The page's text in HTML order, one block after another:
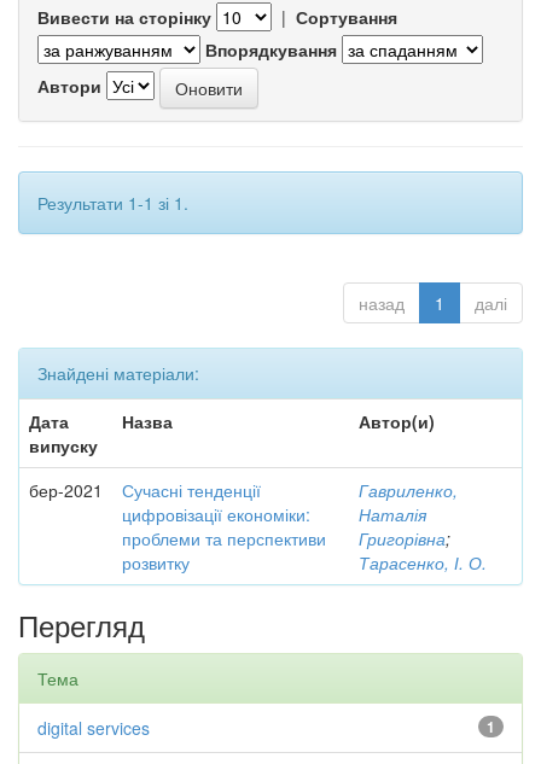
Вивести на сторінку | Сортування
Впорядкування
Автори
Результати 1-1 зі 1.
назад 1 далі
Знайдені матеріали:
Дата
випуску
Назва Автор(и)
бер-2021
Сучасні тенденції
цифровізації економіки:
проблеми та перспективи
розвитку
Гавриленко,
Наталія
Григорівна;
Тарасенко, І. О.
Перегляд
Тема
1
digital services